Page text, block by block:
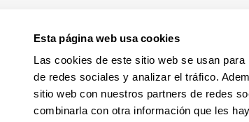
Esta página web usa cookies
Las cookies de este sitio web se usan
de redes sociales y analizar el tráfico.
sitio web con nuestros partners de redes
combinarla con otra información que les